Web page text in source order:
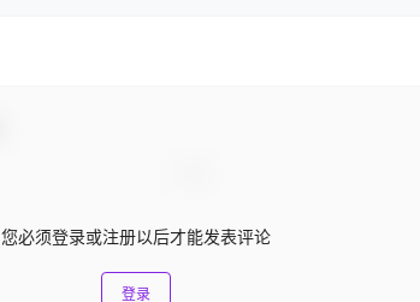
您必须登录或注册以后才能发表评论
登录